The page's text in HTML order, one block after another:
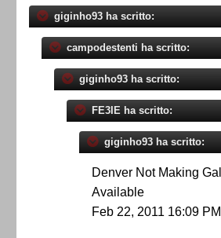
giginho93 ha scritto:
campodestenti ha scritto:
giginho93 ha scritto:
FE3IE ha scritto:
giginho93 ha scritto:
Denver Not Making
Available
Feb 22, 2011 16:09